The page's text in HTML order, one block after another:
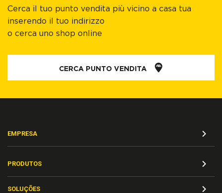
Cerca il tuo punto vendita più vicino a casa tua
inserendo il tuo indirizzo
o cerca uno shop online
CERCA PUNTO VENDITA
EMPRESA
PRODUTOS
SOLUÇÕES